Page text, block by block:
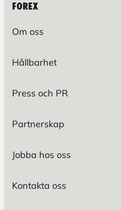
FOREX
Om oss
Hållbarhet
Press och PR
Partnerskap
Jobba hos oss
Kontakta oss